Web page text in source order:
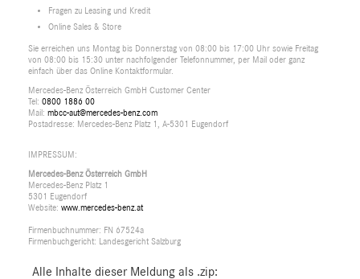
Fragen zu Leasing und Kredit
Online Sales & Store
Sie erreichen uns Montag bis Donnerstag von 08:00 bis 17:00 Uhr sowie Freitag
von 08:00 bis 15:30 unter nachfolgender Telefonnummer, per Mail oder ganz
einfach über das Online Kontaktformular.
Mercedes-Benz Österreich GmbH Customer Center
Tel: 0800 1886 00
Mail: mbcc-aut@mercedes-benz.com
Postadresse: Mercedes-Benz Platz 1, A-5301 Eugendorf
IMPRESSUM:
Mercedes-Benz Österreich GmbH
Mercedes-Benz Platz 1
5301 Eugendorf
Website: www.mercedes-benz.at
Firmenbuchnummer: FN 67524a
Firmenbuchgericht: Landesgericht Salzburg
Alle Inhalte dieser Meldung als .zip: